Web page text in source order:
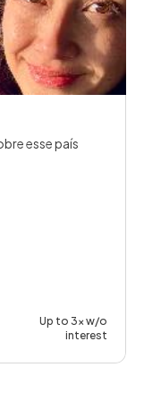
esse país
Up to 3x w/o
interest